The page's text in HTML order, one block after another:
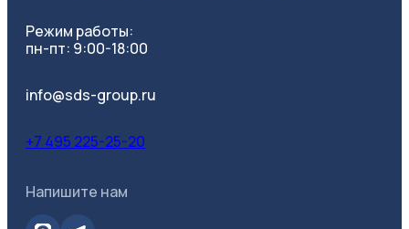
Режим работы:
пн-пт: 9:00-18:00
info@sds-group.ru
+7 495 225-25-20
Напишите нам